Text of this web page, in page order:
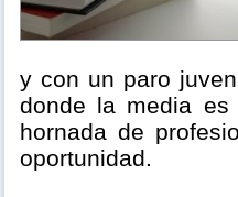
y con un paro
donde la media
hornada de
oportunidad.